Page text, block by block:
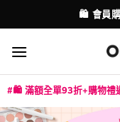
to
content
🛍️ 會員
🛍️ 滿額全單93折+購物禮